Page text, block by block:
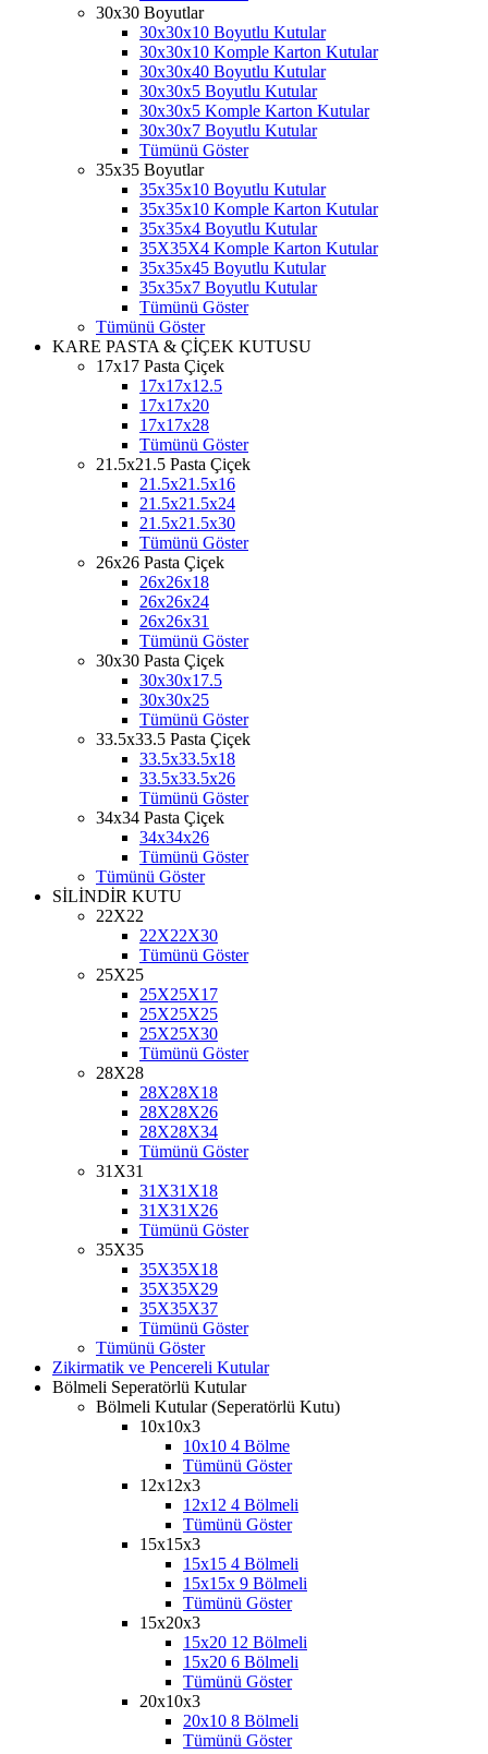
30x30 Boyutlar
30x30x10 Boyutlu Kutular
30x30x10 Komple Karton Kutular
30x30x40 Boyutlu Kutular
30x30x5 Boyutlu Kutular
30x30x5 Komple Karton Kutular
30x30x7 Boyutlu Kutular
Tümünü Göster
35x35 Boyutlar
35x35x10 Boyutlu Kutular
35x35x10 Komple Karton Kutular
35x35x4 Boyutlu Kutular
35X35X4 Komple Karton Kutular
35x35x45 Boyutlu Kutular
35x35x7 Boyutlu Kutular
Tümünü Göster
Tümünü Göster
KARE PASTA & ÇİÇEK KUTUSU
17x17 Pasta Çiçek
17x17x12.5
17x17x20
17x17x28
Tümünü Göster
21.5x21.5 Pasta Çiçek
21.5x21.5x16
21.5x21.5x24
21.5x21.5x30
Tümünü Göster
26x26 Pasta Çiçek
26x26x18
26x26x24
26x26x31
Tümünü Göster
30x30 Pasta Çiçek
30x30x17.5
30x30x25
Tümünü Göster
33.5x33.5 Pasta Çiçek
33.5x33.5x18
33.5x33.5x26
Tümünü Göster
34x34 Pasta Çiçek
34x34x26
Tümünü Göster
Tümünü Göster
SİLİNDİR KUTU
22X22
22X22X30
Tümünü Göster
25X25
25X25X17
25X25X25
25X25X30
Tümünü Göster
28X28
28X28X18
28X28X26
28X28X34
Tümünü Göster
31X31
31X31X18
31X31X26
Tümünü Göster
35X35
35X35X18
35X35X29
35X35X37
Tümünü Göster
Tümünü Göster
Zikirmatik ve Pencereli Kutular
Bölmeli Seperatörlü Kutular
Bölmeli Kutular (Seperatörlü Kutu)
10x10x3
10x10 4 Bölme
Tümünü Göster
12x12x3
12x12 4 Bölmeli
Tümünü Göster
15x15x3
15x15 4 Bölmeli
15x15x 9 Bölmeli
Tümünü Göster
15x20x3
15x20 12 Bölmeli
15x20 6 Bölmeli
Tümünü Göster
20x10x3
20x10 8 Bölmeli
Tümünü Göster